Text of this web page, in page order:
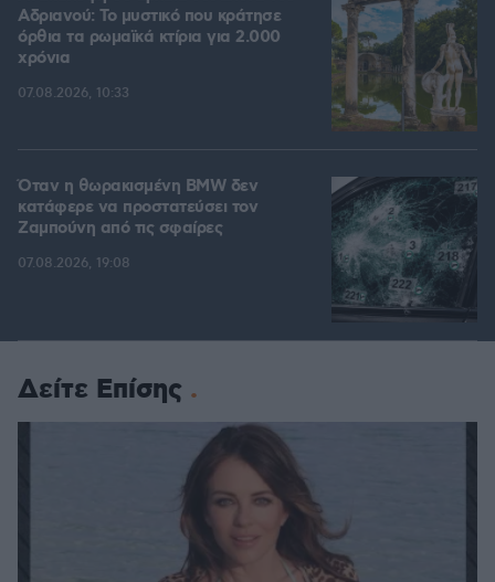
Αδριανού: Το μυστικό που κράτησε
όρθια τα ρωμαϊκά κτίρια για 2.000
χρόνια
07.08.2026, 10:33
Όταν η θωρακισμένη BMW δεν
κατάφερε να προστατεύσει τον
Ζαμπούνη από τις σφαίρες
07.08.2026, 19:08
Δείτε Επίσης